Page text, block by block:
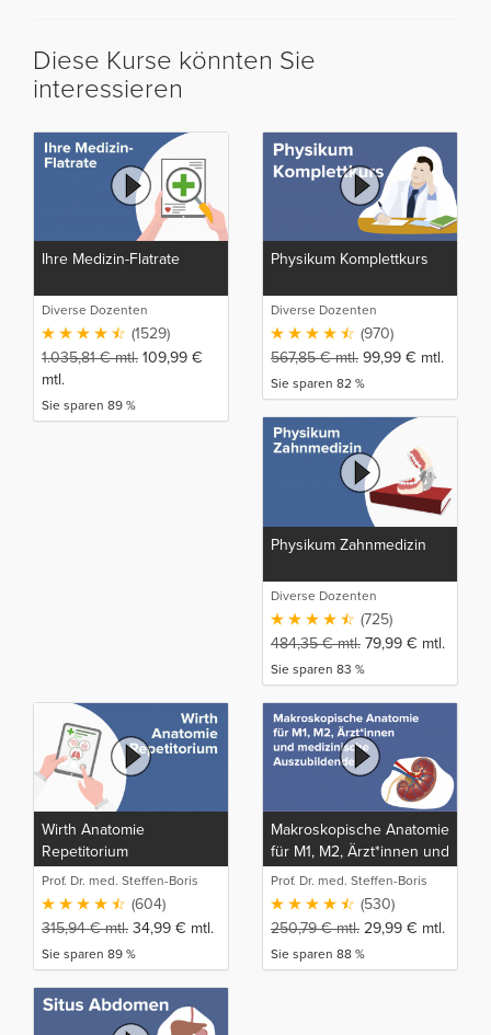
Diese Kurse könnten Sie
interessieren
Ihre Medizin-Flatrate
Diverse Dozenten
(1529)
1.035,81€mtl. 109,99 €
mtl.
Sie sparen 89 %
Physikum Komplettkurs
Diverse Dozenten
(970)
567,85€mtl. 99,99 € mtl.
Sie sparen 82 %
Physikum Zahnmedizin
Diverse Dozenten
(725)
484,35€mtl. 79,99 € mtl.
Sie sparen 83 %
Wirth Anatomie
Repetitorium
Prof. Dr. med. Steffen-Boris
Wirth (1)
(604)
315,94€mtl. 34,99 € mtl.
Sie sparen 89 %
Makroskopische Anatomie
für M1, M2, Ärzt*innen und
medizinische
Auszubildende
Prof. Dr. med. Steffen-Boris
Wirth (1)
(530)
250,79€mtl. 29,99 € mtl.
Sie sparen 88 %